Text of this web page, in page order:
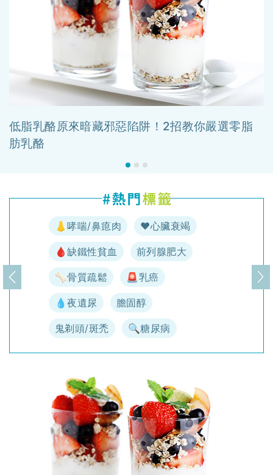
低脂乳酪原來暗藏邪惡陷阱！2招教你嚴選零脂
肪乳酪
👃哮喘/鼻瘜肉 ♥️心臟衰竭
🩸缺鐵性貧血 前列腺肥大
🦴骨質疏鬆 🚨乳癌
💧夜遺尿 膽固醇
鬼剃頭/斑禿 🔍糖尿病
上一頁 下